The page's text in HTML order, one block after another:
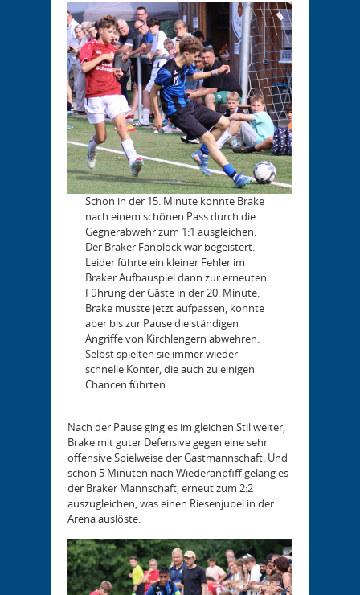
Schon in der 15. Minute konnte Brake
nach einem schönen Pass durch die
Gegnerabwehr zum 1:1 ausgleichen.
Der Braker Fanblock war begeistert.
Leider führte ein kleiner Fehler im
Braker Aufbauspiel dann zur erneuten
Führung der Gäste in der 20. Minute.
Brake musste jetzt aufpassen, konnte
aber bis zur Pause die ständigen
Angriffe von Kirchlengern abwehren.
Selbst spielten sie immer wieder
schnelle Konter, die auch zu einigen
Chancen führten.
Nach der Pause ging es im gleichen Stil weiter,
Brake mit guter Defensive gegen eine sehr
offensive Spielweise der Gastmannschaft. Und
schon 5 Minuten nach Wiederanpfiff gelang es
der Braker Mannschaft, erneut zum 2:2
auszugleichen, was einen Riesenjubel in der
Arena auslöste.